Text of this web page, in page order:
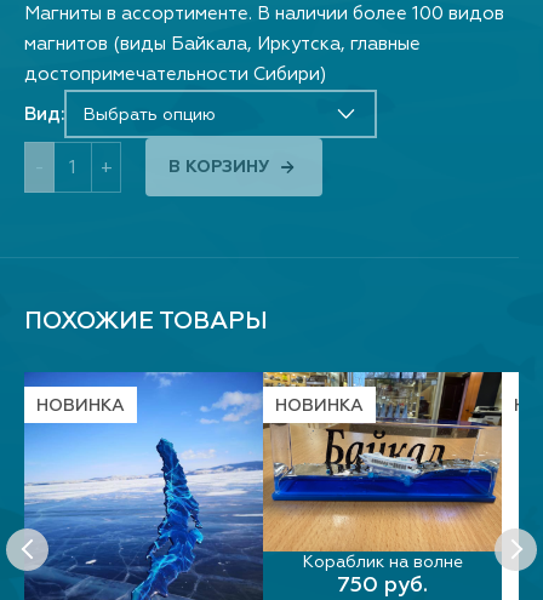
Магниты в ассортименте. В наличии более 100 видов
магнитов (виды Байкала, Иркутска, главные
достопримечательности Сибири)
Вид:
Выбрать опцию
+ В КОРЗИНУ
ПОХОЖИЕ ТОВАРЫ
НОВИНКА НОВИНКА
В КОРЗИНУ
Кораблик на волне
750 руб.